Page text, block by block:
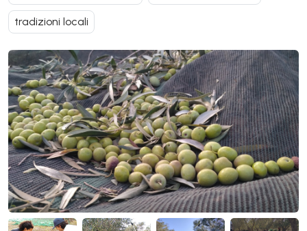
tradizioni locali